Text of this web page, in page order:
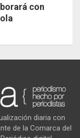
con
diaria con
de la Comarca del